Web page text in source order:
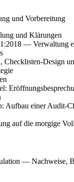
und Vorbereitung
und Klärungen
— Verwaltung
Checklisten-Design
Aufbau einer Audit-
auf die morgige
— Nachweise,